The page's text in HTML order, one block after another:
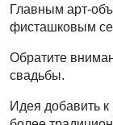
Главным арт-
фисташковым
Обратите
свадьбы.
Идея добавить